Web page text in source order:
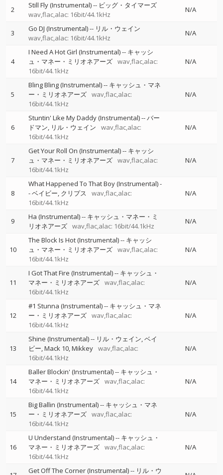
2 Still Fly (Instrumental)-- ビッグ・タイマーズ
wav,flac,alac: 16bit/44.1kHz
N/A
3 Go DJ (Instrumental)-- リル・ウェイン
wav,flac,alac: 16bit/44.1kHz
N/A
4
I Need A Hot Girl (Instrumental)-- キャッシ
ュ・マネー・ミリオネアーズ wav,flac,alac:
16bit/44.1kHz
N/A
5
Bling Bling (Instrumental)-- キャッシュ・マネ
ー・ミリオネアーズ wav,flac,alac:
16bit/44.1kHz
N/A
6
Stuntin' Like My Daddy (Instrumental)--バー
ドマン リル・ウェイン
wav,flac,alac:
16bit/44.1kHz
N/A
7
Get Your Roll On (Instrumental)-- キャッシ
ュ・マネー・ミリオネアーズ wav,flac,alac:
16bit/44.1kHz
N/A
8
What Happened To That Boy (Instrumental)-
-ベイビー クリプス
wav,flac,alac:
16bit/44.1kHz
N/A
9 Ha (Instrumental)-- キャッシュ・マネー・ミ
リオネアーズ wav,flac,alac: 16bit/44.1kHz
N/A
10
The Block Is Hot (Instrumental)-- キャッシ
ュ・マネー・ミリオネアーズ wav,flac,alac:
16bit/44.1kHz
N/A
11
I Got That Fire (Instrumental)-- キャッシュ・
マネー・ミリオネアーズ wav,flac,alac:
16bit/44.1kHz
N/A
12
#1 Stunna (Instrumental)-- キャッシュ・マネ
ー・ミリオネアーズ wav,flac,alac:
16bit/44.1kHz
N/A
13
Shine (Instrumental)-- リル・ウェイン ベイ
ビー Mack 10 Mikkey wav,flac,alac:
16bit/44.1kHz
N/A
14
Baller Blockin' (Instrumental)-- キャッシュ・
マネー・ミリオネアーズ wav,flac,alac:
16bit/44.1kHz
N/A
15
Big Ballin (Instrumental)-- キャッシュ・マネ
ー・ミリオネアーズ wav,flac,alac:
16bit/44.1kHz
N/A
16
U Understand (Instrumental)-- キャッシュ・
マネー・ミリオネアーズ wav,flac,alac:
16bit/44.1kHz
N/A
Get Off The Corner (Instrumental)-- リル・ウ